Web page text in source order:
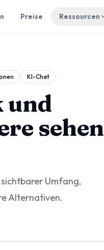
Preise Ressourcen
KI-Chat
und
sehen
Umfang,
Alternativen.